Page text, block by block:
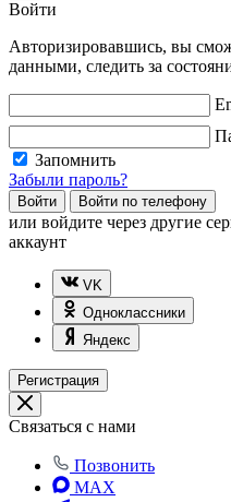
Войти
Авторизировавшись, вы
данными, следить за
Запомнить
Забыли пароль?
Войти Войти по телефону
или войдите через другие
аккаунт
VK
Одноклассники
Яндекс
Регистрация
Связаться с нами
Позвонить
MAX